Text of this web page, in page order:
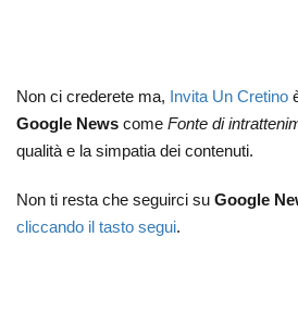
Non ci crederete ma, Invita Un Cretino
Google News come Fonte di
qualità e la simpatia dei contenuti.
Non ti resta che seguirci su Google
cliccando il tasto segui.